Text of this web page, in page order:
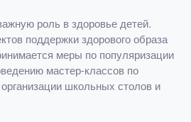
роль в здоровье детей.
поддержки здорового образа
меры по популяризации
мастер-классов по
школьных столов и